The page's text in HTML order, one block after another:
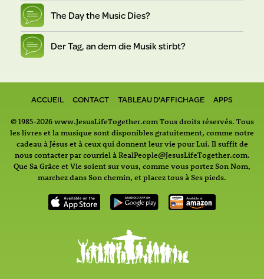
The Day the Music Dies?
Der Tag, an dem die Musik stirbt?
ACCUEIL CONTACT TABLEAU D'AFFICHAGE APPS
© 1985-2026 www.JesusLifeTogether.com Tous droits réservés. Tous
les livres et la musique sont disponibles gratuitement, comme notre
cadeau à Jésus et à ceux qui donnent leur vie pour Lui. Il suffit de
nous contacter par courriel à RealPeople@JesusLifeTogether.com.
Que Sa Grâce et Vie soient sur vous, comme vous portez Son Nom,
marchez dans Son chemin, et placez tous à Ses pieds.